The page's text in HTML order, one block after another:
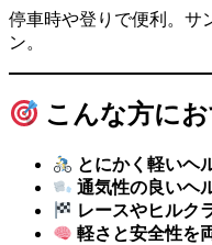
停車時や登りで便利。サ
ン。
こんな方に
とにかく軽いヘ
通気性の良いヘ
レースやヒルク
軽さと安全性を